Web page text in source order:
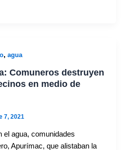
, agua
Comuneros destruyen
en medio de
7, 2021
el agua, comunidades
Apurímac, que alistaban la